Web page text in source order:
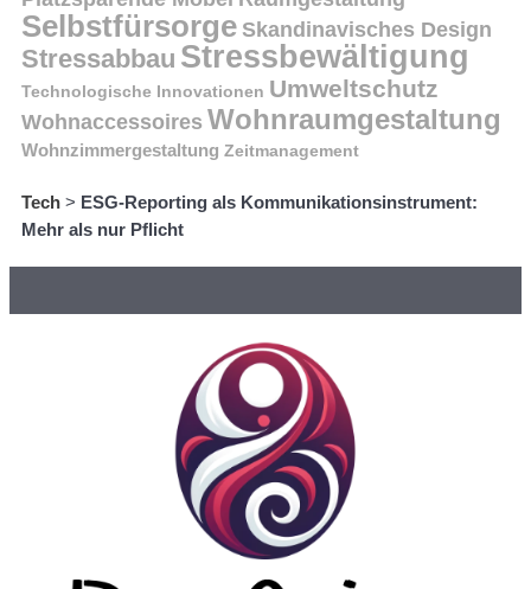
Selbstfürsorge Skandinavisches Design
Stressabbau Stressbewältigung
Technologische Innovationen Umweltschutz
Wohnaccessoires Wohnraumgestaltung
Wohnzimmergestaltung Zeitmanagement
Tech > ESG-Reporting als Kommunikationsinstrument:
Mehr als nur Pflicht